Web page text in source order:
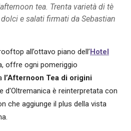
tea. Trenta varietà di tè
e salati firmati da Sebastian
all’ottavo piano dell’Hotel
offre ogni pomeriggio
l’Afternoon Tea di origini
d'Oltremanica è reinterpretata con
che aggiunge il plus della vista